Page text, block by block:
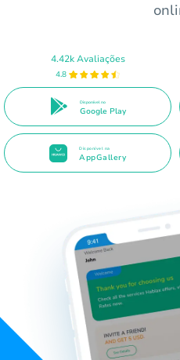
4.42k Avaliações
4.8
Disponível no
Google Play
Disponível na
AppGallery